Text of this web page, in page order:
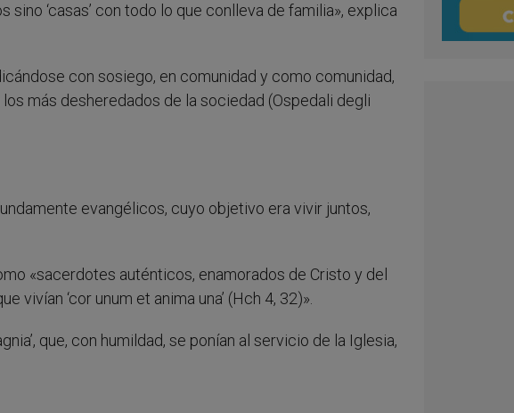
‘casas’ con todo lo que conlleva de familia», explica
con sosiego, en comunidad y como comunidad,
más desheredados de la sociedad (Ospedali degli
evangélicos, cuyo objetivo era vivir juntos,
«sacerdotes auténticos, enamorados de Cristo y del
vivían ‘cor unum et anima una’ (Hch 4, 32)».
que, con humildad, se ponían al servicio de la Iglesia,